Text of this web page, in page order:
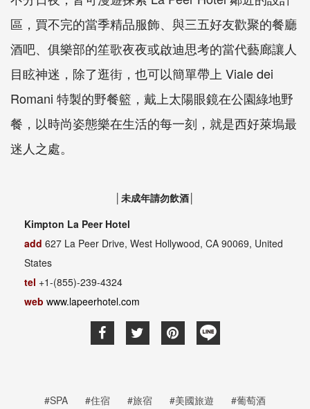
區，買不完的當季精品服飾、與三五好友歡聚的餐廳
酒吧、俱樂部的笙歌夜夜或啟迪思考的當代藝廊讓人
目眩神迷，除了逛街，也可以簡單帶上 Viale dei
Romani 特製的野餐籃，戴上太陽眼鏡在公園綠地野
餐，以時尚姿態樂在生活的每一刻，就是西好萊塢最
迷人之處。
│未成年請勿飲酒│
Kimpton La Peer Hotel
add 627 La Peer Drive, West Hollywood, CA 90069, United
States
tel +1-(855)-239-4324
web www.lapeerhotel.com
#SPA #住宿 #旅宿 #美國旅遊 #葡萄酒